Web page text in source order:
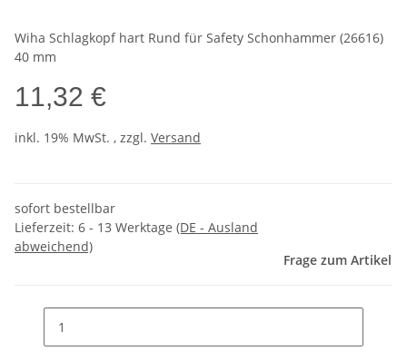
Wiha Schlagkopf hart Rund für Safety Schonhammer (26616)
40 mm
11,32 €
inkl. 19% MwSt. , zzgl. Versand
sofort bestellbar
Lieferzeit: 6 - 13 Werktage (DE - Ausland
abweichend)
Frage zum Artikel